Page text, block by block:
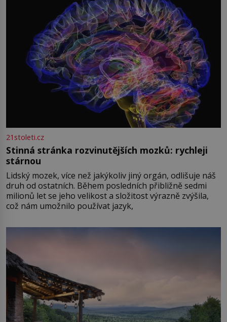
21stoleti.cz
Stinná stránka rozvinutějších mozků: rychleji
stárnou
Lidský mozek, více než jakýkoliv jiný orgán, odlišuje náš
druh od ostatních. Během posledních přibližně sedmi
milionů let se jeho velikost a složitost výrazně zvýšila,
což nám umožnilo používat jazyk,